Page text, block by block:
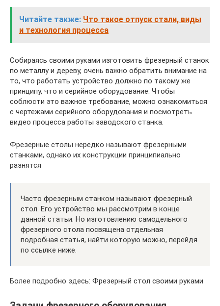
Читайте также: Что такое отпуск стали, виды
и технология процесса
Собираясь своими руками изготовить фрезерный станок
по металлу и дереву, очень важно обратить внимание на
то, что работать устройство должно по такому же
принципу, что и серийное оборудование. Чтобы
соблюсти это важное требование, можно ознакомиться
с чертежами серийного оборудования и посмотреть
видео процесса работы заводского станка.
Фрезерные столы нередко называют фрезерными
станками, однако их конструкции принципиально
разнятся
Часто фрезерным станком называют фрезерный
стол. Его устройство мы рассмотрим в конце
данной статьи. Но изготовлению самодельного
фрезерного стола посвящена отдельная
подробная статья, найти которую можно, перейдя
по ссылке ниже.
Более подробно здесь: Фрезерный стол своими руками